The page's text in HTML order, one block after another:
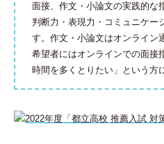
面接、作文・小論文の実践的な
判断力・表現力・コミュニケー
す。作文・小論文はオンライン
希望者にはオンラインでの面接
時間を多くとりたい」という方